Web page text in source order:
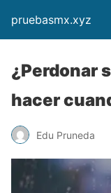
pruebasmx.xyz
¿Perdonar
hacer
Edu Pruneda